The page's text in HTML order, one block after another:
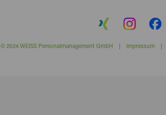
© 2024 WEISS Personalmanagement GmbH | Impressum|